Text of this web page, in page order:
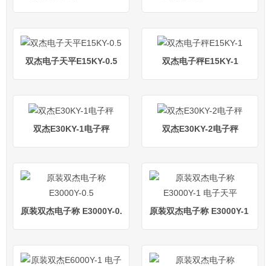
双杰电子天平E15KY-0.5 双杰电子秤E15KY-1
双杰E30KY-1电子秤 双杰E30KY-2电子秤
原装双杰电子称 E3000Y-0.5 原装双杰电子称 E3000Y-1 电子